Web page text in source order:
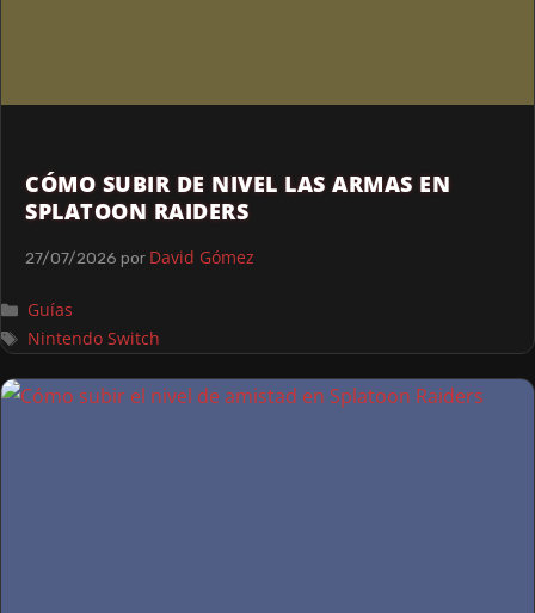
CÓMO SUBIR DE NIVEL LAS ARMAS EN
SPLATOON RAIDERS
27/07/2026 por David Gómez
Guías
Nintendo Switch